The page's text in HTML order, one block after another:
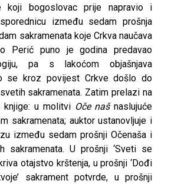
koji bogoslovac prije napravio i
između sedam prošnja
sakramenata koje Crkva naučava
Perić puno je godina predavao
pa s lakoćom objašnjava
se kroz povijest Crkve došlo do
sakramenata. Zatim prelazi na
knjige: u molitvi Oče našnaslujuće
sakramenata; auktor ustanovljuje i
između sedam prošnji Očenaša i
sakramenata. U prošnji ‘Sveti se
otajstvo krštenja, u prošnji ‘Dođi
sakrament potvrde, u prošnji